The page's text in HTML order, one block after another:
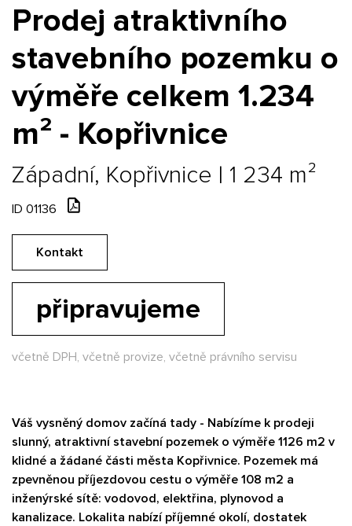
Prodej atraktivního
stavebního pozemku o
výměře celkem 1.234
m² - Kopřivnice
Západní, Kopřivnice | 1 234 m²
ID 01136
Kontakt
připravujeme
včetně DPH, včetně provize, včetně právního servisu
Váš vysněný domov začíná tady - Nabízíme k prodeji
slunný, atraktivní stavební pozemek o výměře 1126 m2 v
klidné a žádané části města Kopřivnice. Pozemek má
zpevněnou příjezdovou cestu o výměře 108 m2 a
inženýrské sítě: vodovod, elektřina, plynovod a
kanalizace. Lokalita nabízí příjemné okolí, dostatek